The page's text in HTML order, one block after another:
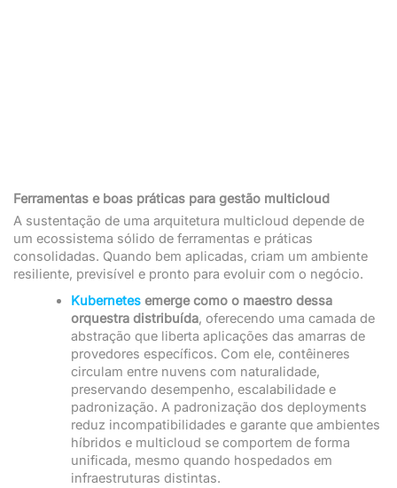
Ferramentas e boas práticas para gestão multicloud
A sustentação de uma arquitetura multicloud depende de
um ecossistema sólido de ferramentas e práticas
consolidadas. Quando bem aplicadas, criam um ambiente
resiliente, previsível e pronto para evoluir com o negócio.
Kubernetes emerge como o maestro dessa
orquestra distribuída, oferecendo uma camada de
abstração que liberta aplicações das amarras de
provedores específicos. Com ele, contêineres
circulam entre nuvens com naturalidade,
preservando desempenho, escalabilidade e
padronização. A padronização dos deployments
reduz incompatibilidades e garante que ambientes
híbridos e multicloud se comportem de forma
unificada, mesmo quando hospedados em
infraestruturas distintas.